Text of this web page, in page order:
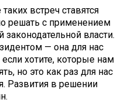
встреч ставятся
решать с применением
власти.
— она для нас
хотите, которые нам
но это как раз для нас
Развития в решении